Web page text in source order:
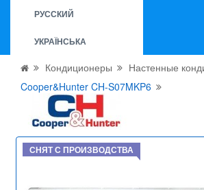
РУССКИЙ
УКРАЇНСЬКА
Кондиционеры
Настенные
Cooper&Hunter CH-S07MKP6
СНЯТ С ПРОИЗВОДСТВА